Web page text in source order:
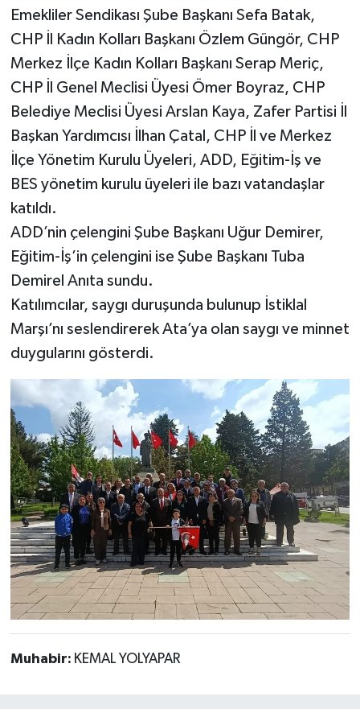
Emekliler Sendikası Şube Başkanı Sefa Batak,
CHP İl Kadın Kolları Başkanı Özlem Güngör, CHP
Merkez İlçe Kadın Kolları Başkanı Serap Meriç,
CHP İl Genel Meclisi Üyesi Ömer Boyraz, CHP
Belediye Meclisi Üyesi Arslan Kaya, Zafer Partisi İl
Başkan Yardımcısı İlhan Çatal, CHP İl ve Merkez
İlçe Yönetim Kurulu Üyeleri, ADD, Eğitim-İş ve
BES yönetim kurulu üyeleri ile bazı vatandaşlar
katıldı.
ADD’nin çelengini Şube Başkanı Uğur Demirer,
Eğitim-İş’in çelengini ise Şube Başkanı Tuba
Demirel Anıta sundu.
Katılımcılar, saygı duruşunda bulunup İstiklal
Marşı’nı seslendirerek Ata’ya olan saygı ve minnet
duygularını gösterdi.
Muhabir: KEMAL YOLYAPAR